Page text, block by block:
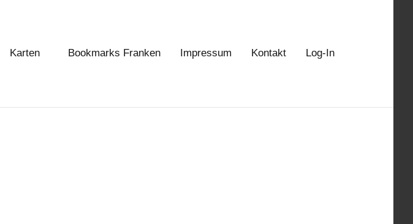
Karten Bookmarks Franken Impressum Kontakt Log-In